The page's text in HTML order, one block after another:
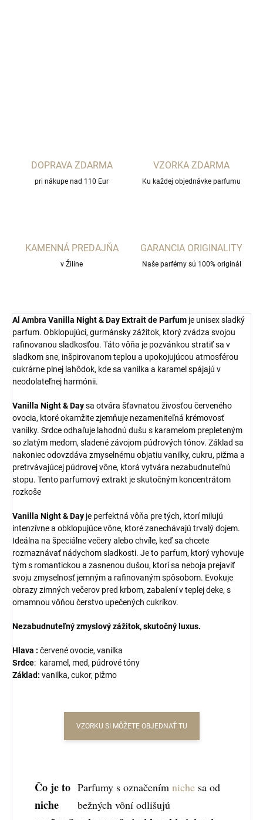
DOPRAVA ZDARMA
pri nákupe nad 110 Eur
VZORKA ZDARMA
Ku každej objednávke parfumu
KAMENNÁ PREDAJŇA
v Žiline
GARANCIA ORIGINALITY
Naše parfémy sú 100% originál
Al Ambra Vanilla Night & Day Extrait de Parfum je unisex sladký
parfum. Obklopujúci, gurmánsky zážitok, ktorý zvádza svojou
rafinovanou sladkosťou. Táto vôňa je pozvánkou stratiť sa v
sladkom sne, inšpirovanom teplou a upokojujúcou atmosférou
cukrárne plnej lahôdok, kde sa vanilka a karamel spájajú v
neodolateľnej harmónii.
Vanilla Night & Daysa otvára šťavnatou živosťou červeného
ovocia, ktoré okamžite zjemňuje nezameniteľná krémovosť
vanilky. Srdce odhaľuje lahodnú dušu s karamelom prepleteným
so zlatým medom, sladené závojom púdrových tónov. Základ sa
nakoniec odovzdáva zmyselnému objatiu vanilky, cukru, pižma a
pretrvávajúcej púdrovej vône, ktorá vytvára nezabudnuteľnú
stopu. Tento parfumový extrakt je skutočným koncentrátom
rozkoše
Vanilla Night & Day je perfektná vôňa pre tých, ktorí milujú
intenzívne a obklopujúce vône, ktoré zanechávajú trvalý dojem.
Ideálna na špeciálne večery alebo chvíle, keď sa chcete
rozmaznávať nádychom sladkosti. Je to parfum, ktorý vyhovuje
tým s romantickou a zasnenou dušou, ktorí sa neboja prejaviť
svoju zmyselnosť jemným a rafinovaným spôsobom. Evokuje
obrazy zimných večerov pred krbom, zabalení v teplej deke, s
omamnou vôňou čerstvo upečených cukríkov.
Nezabudnuteľný zmyslový zážitok, skutočný luxus.
Hlava : červené ovocie, vanilka
Srdce: karamel, med, púdrové tóny
Základ: vanilka, cukor, pižmo
VZORKU SI MÔŽETE OBJEDNAŤ TU
Čo je to
niche
Parfumy s označením niche sa od
bežných vôní odlišujú